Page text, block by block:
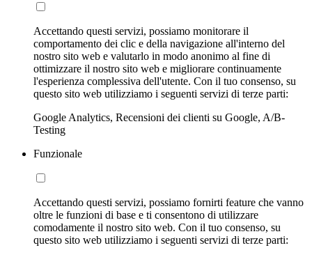
Accettando questi servizi, possiamo monitorare il
comportamento dei clic e della navigazione all'interno del
nostro sito web e valutarlo in modo anonimo al fine di
ottimizzare il nostro sito web e migliorare continuamente
l'esperienza complessiva dell'utente. Con il tuo consenso, su
questo sito web utilizziamo i seguenti servizi di terze parti:
Google Analytics, Recensioni dei clienti su Google, A/B-
Testing
Funzionale
Accettando questi servizi, possiamo fornirti feature che vanno
oltre le funzioni di base e ti consentono di utilizzare
comodamente il nostro sito web. Con il tuo consenso, su
questo sito web utilizziamo i seguenti servizi di terze parti: